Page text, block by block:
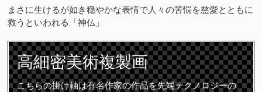
まさに生けるが如き穏やかな表情で人々の苦悩を慈愛とともに
救うといわれる「神仏」
高細密美術複製画
こちらの掛け軸は有名作家の作品を先端テクノロジーの